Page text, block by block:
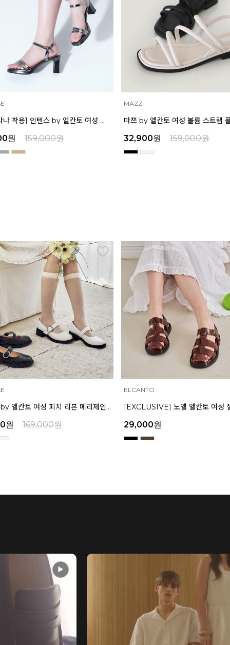
마쯔 by 엘칸토 여성 볼륨 스트랩 플랫 샌들 2cm LCWW58M626
원 159,000원
INTENSE
39,200원 159,000원
[EXCLUSIVE] 노엘 엘칸토 여성 젤리슈즈 2.3cm LCWW01U626
원
INTENSE
32,900원
▶